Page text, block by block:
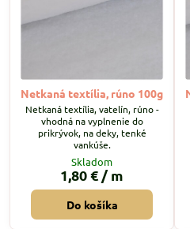
Netkaná textília, rúno 100g
Netkaná textília, vatelín, rúno -
vhodná na vyplnenie do
prikrývok, na deky, tenké
vankúše.
Skladom
1,80 € / m
Do košíka